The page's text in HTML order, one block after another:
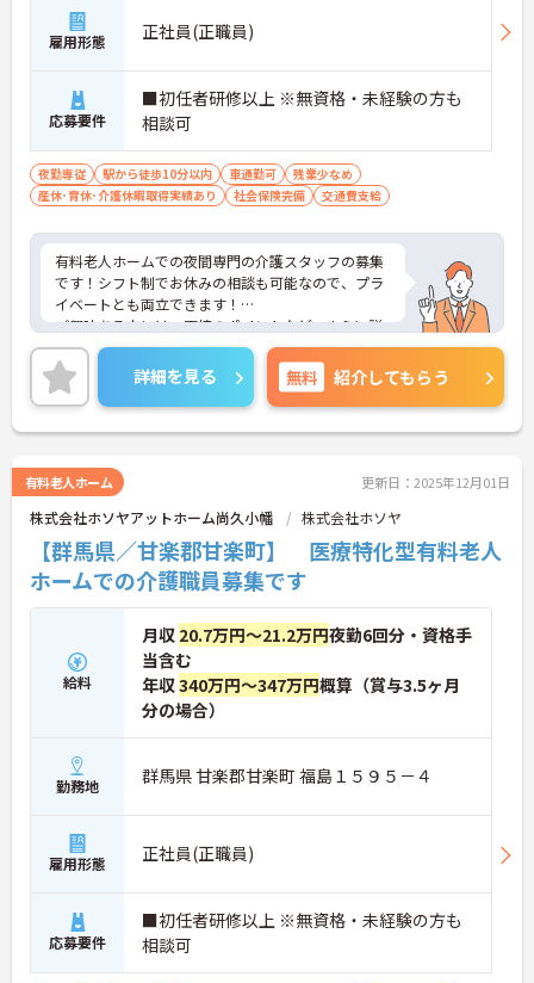
雇用形態 正社員(正職員)
応募要件
■初任者研修以上 ※無資格・未経験の方も
相談可
夜勤専従 駅から徒歩10分以内 車通勤可
残業少なめ
産休･育休･介護休暇取得実績あり
社会保険完備 交通費支給
有料老人ホームでの夜間専門の介護スタッフの募集
です！シフト制でお休みの相談も可能なので、プラ
イベートとも両立できます！
ご興味ある方には、面接のポイントなど、さらに詳
細をお話致しますのでお気軽にご相談ください。
詳細を見る 無料 紹介してもらう
有料老人ホーム 更新日：2025年12月01日
株式会社ホソヤアットホーム尚久小幡 株式会社ホソヤ
【群馬県／甘楽郡甘楽町】 医療特化型有料老人
ホームでの介護職員募集です
給料
月収 20.7万円～21.2万円夜勤6回分・資格手
当含む
年収340万円～347万円概算（賞与3.5ヶ月
分の場合）
勤務地 群馬県 甘楽郡甘楽町 福島１５９５－４
雇用形態 正社員(正職員)
応募要件
■初任者研修以上 ※無資格・未経験の方も
相談可